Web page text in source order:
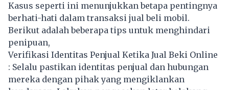
Kasus seperti ini menunjukkan betapa pentingnya
berhati-hati dalam transaksi jual beli mobil.
Berikut adalah beberapa tips untuk menghindari
penipuan,
Verifikasi Identitas Penjual Ketika Jual Beki Online
: Selalu pastikan identitas penjual dan hubungan
mereka dengan pihak yang mengiklankan